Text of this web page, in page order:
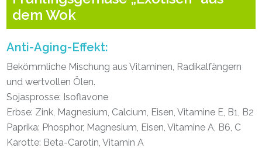
dem Wok
Anti-Aging-Effekt:
Bekömmliche Mischung aus Vitaminen, Radikalfängern
und wertvollen Ölen.
Sojasprosse: Isoflavone
Erbse: Zink, Magnesium, Calcium, Eisen, Vitamine E, B1, B2
Paprika: Phosphor, Magnesium, Eisen, Vitamine A, B6, C
Karotte: Beta-Carotin, Vitamin A